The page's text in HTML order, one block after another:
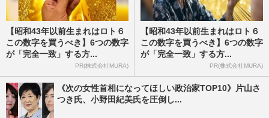
【昭和43年以前生まれはロト６
この数字を買うべき】6つの数字
が「完全一致」する方...
PR(株式会社MURA)
【昭和43年以前生まれはロト６
この数字を買うべき】6つの数字
が「完全一致」する方...
PR(株式会社MURA)
《次の女性首相になってほしい政治家TOP10》片山さ
つき氏、小野田紀美氏を圧倒し...